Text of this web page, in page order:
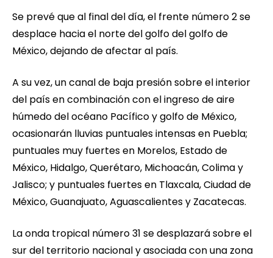
Se prevé que al final del día, el frente número 2 se
desplace hacia el norte del golfo del golfo de
México, dejando de afectar al país.
A su vez, un canal de baja presión sobre el interior
del país en combinación con el ingreso de aire
húmedo del océano Pacífico y golfo de México,
ocasionarán lluvias puntuales intensas en Puebla;
puntuales muy fuertes en Morelos, Estado de
México, Hidalgo, Querétaro, Michoacán, Colima y
Jalisco; y puntuales fuertes en Tlaxcala, Ciudad de
México, Guanajuato, Aguascalientes y Zacatecas.
La onda tropical número 31 se desplazará sobre el
sur del territorio nacional y asociada con una zona